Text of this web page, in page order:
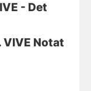
- Det
Notat